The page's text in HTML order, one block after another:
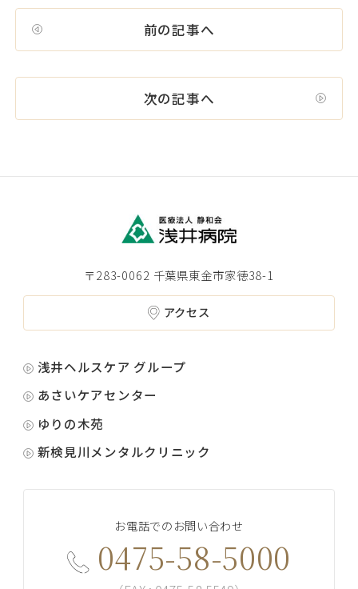
前の記事へ
次の記事へ
〒283-0062 千葉県東金市家徳38-1
アクセス
浅井ヘルスケア グループ
あさいケアセンター
ゆりの木苑
新検見川メンタルクリニック
お電話でのお問い合わせ
0475-58-5000